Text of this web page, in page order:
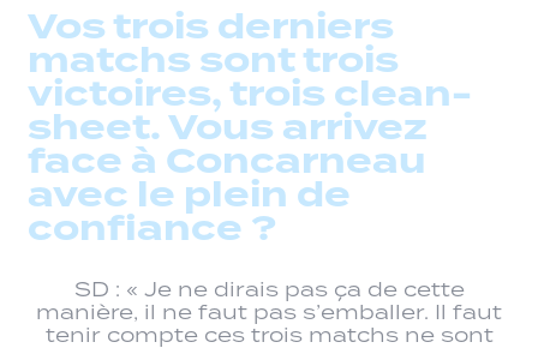
Vos trois derniers
matchs sont trois
victoires, trois clean-
sheet. Vous arrivez
face à Concarneau
avec le plein de
confiance ?
SD : « Je ne dirais pas ça de cette
manière, il ne faut pas s’emballer. Il faut
tenir compte ces trois matchs ne sont